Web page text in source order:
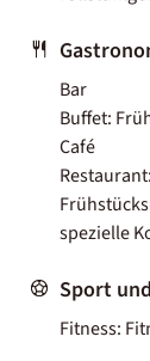
Bar
Buffet:
Café
spezielle
Sport
Fitness: